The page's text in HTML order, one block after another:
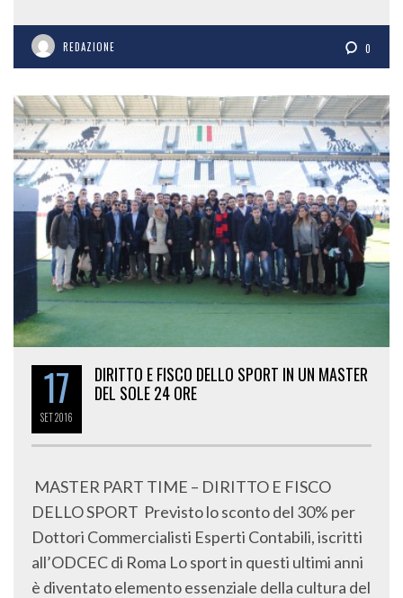
REDAZIONE 0
17
SET2016
DIRITTO E FISCO DELLO SPORT IN UN MASTER
DEL SOLE 24 ORE
MASTER PART TIME – DIRITTO E FISCO
DELLO SPORT Previsto lo sconto del 30% per
Dottori Commercialisti Esperti Contabili, iscritti
all’ODCEC di Roma Lo sport in questi ultimi anni
è diventato elemento essenziale della cultura del